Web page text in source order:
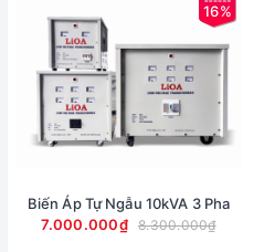
16%
Biến Áp Tự Ngẫu 10kVA 3 Pha
7.000.000₫
8.300.000₫